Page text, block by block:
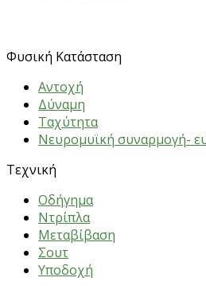
Φυσική Κατάσταση
Αντοχή
Δύναμη
Ταχύτητα
Νευρομυϊκή συναρμογή-
Τεχνική
Oδήγημα
Nτρίπλα
Mεταβίβαση
Σουτ
Υποδοχή